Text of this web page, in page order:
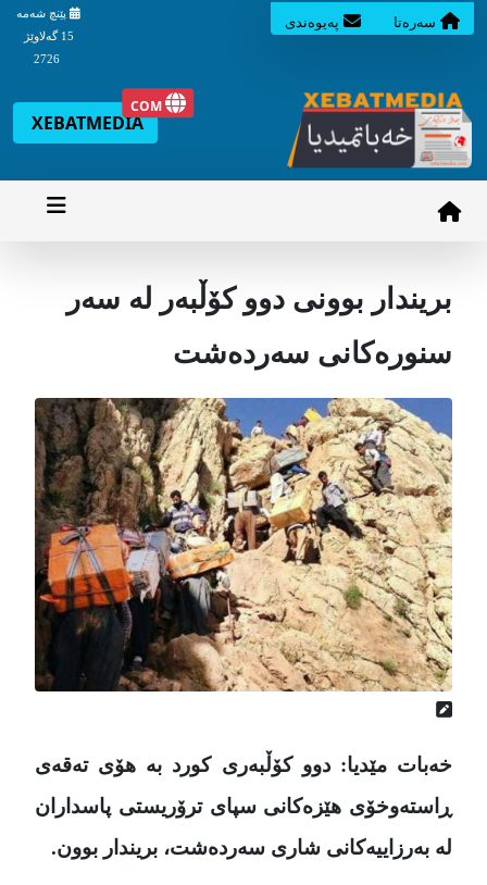
سه‌ره‌تا په‌یوه‌ندی
پێنچ شه‌مه‌
15 گه‌لاوێژ
2726
XEBATMEDIA
COM
بریندار بوونی دوو کۆڵبەر لە سەر
سنورەکانی سەردەشت
خەبات مێدیا: دوو کۆڵبەری کورد بە هۆی تەقەی
ڕاستەوخۆی هێزەکانی سپای ترۆریستی پاسداران
لە بەرزاییەکانی شاری سەردەشت، بریندار بوون.